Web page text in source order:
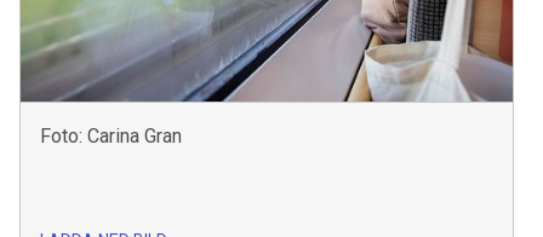
Foto: Carina Gran